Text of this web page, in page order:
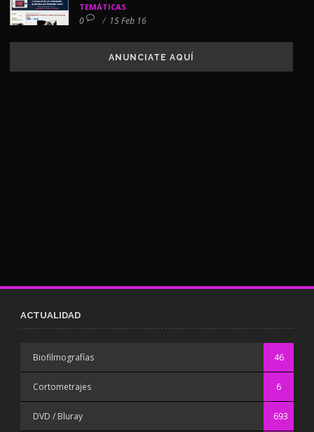
TEMÁTICAS
0 / 15 Feb 16
ANUNCIATE AQUÍ
ACTUALIDAD
Biofilmografías 46
Cortometrajes 6
DVD / Bluray 693